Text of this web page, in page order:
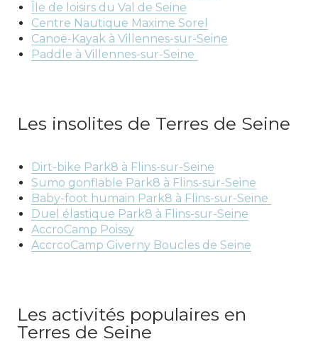
Île de loisirs du Val de Seine
Centre Nautique Maxime Sorel
Canoë-Kayak à Villennes-sur-Seine
Paddle à Villennes-sur-Seine
Les insolites de Terres de Seine
Dirt-bike Park8 à Flins-sur-Seine
Sumo gonflable Park8 à Flins-sur-Seine
Baby-foot humain Park8 à Flins-sur-Seine
Duel élastique Park8 à Flins-sur-Seine
AccroCamp Poissy
AccrcoCamp Giverny Boucles de Seine
Les activités populaires en
Terres de Seine